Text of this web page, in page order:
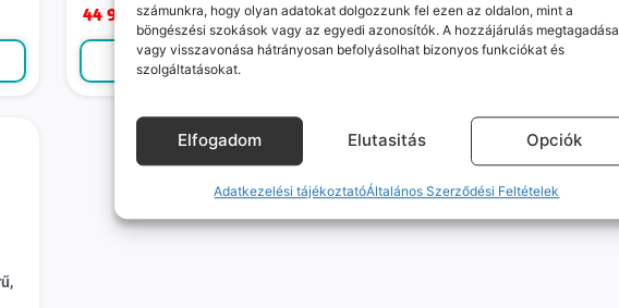
számunkra, hogy olyan adatokat dolgozzunk fel ezen az oldalon, mint a
böngészési szokások vagy az egyedi azonosítók. A hozzájárulás megtagadása
vagy visszavonása hátrányosan befolyásolhat bizonyos funkciókat és
szolgáltatásokat.
Elfogadom Elutasitás Opciók
Adatkezelési tájékoztatóÁltalános Szerződési Feltételek
44 990Ft
KOSÁRBA